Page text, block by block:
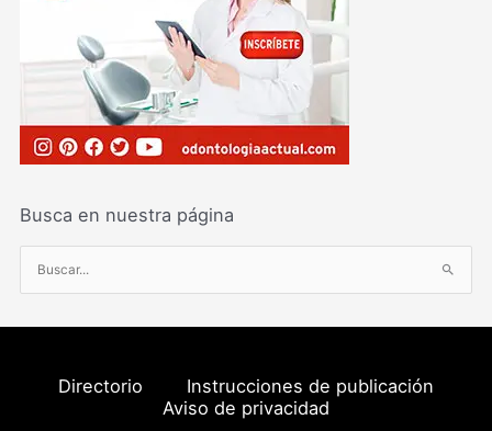
Busca en nuestra página
u
s
Directorio
Instrucciones de publicación
Aviso de privacidad